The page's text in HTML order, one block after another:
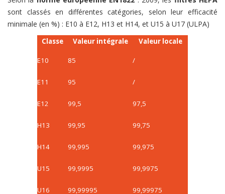
sont classés en différentes catégories, selon leur efficacité
minimale (en %) : E10 à E12, H13 et H14, et U15 à U17 (ULPA)
Classe Valeur intégrale Valeur locale
E10 85 /
E11 95 /
E12 99,5 97,5
H13 99,95 99,75
H14 99,995 99,975
U15 99,9995 99,9975
U16 99,99995 99,99975